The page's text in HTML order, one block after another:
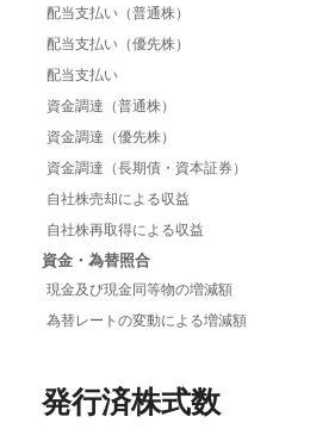
配当支払い（普通株）
配当支払い（優先株）
配当支払い
資金調達（普通株）
資金調達（優先株）
資金調達（長期債・資本証券）
自社株売却による収益
自社株再取得による収益
資金・為替照合
現金及び現金同等物の増減額
為替レートの変動による増減額
発行済株式数